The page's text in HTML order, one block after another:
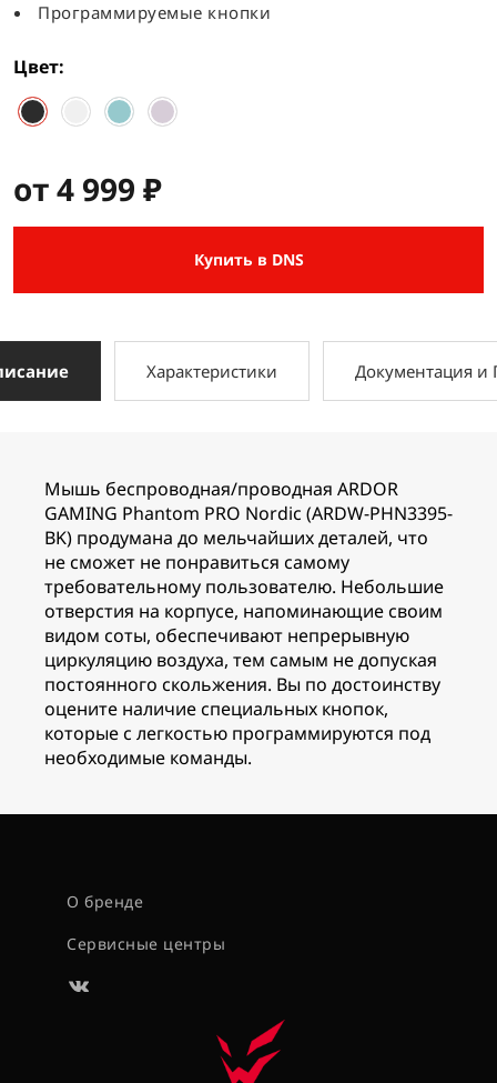
Программируемые кнопки
Цвет
от 4 999 ₽
Купить в DNS
Характеристики Документация и
Мышь беспроводная/проводная ARDOR
GAMING Phantom PRO Nordic (ARDW-PHN3395-
BK) продумана до мельчайших деталей, что
не сможет не понравиться самому
требовательному пользователю. Небольшие
отверстия на корпусе, напоминающие своим
видом соты, обеспечивают непрерывную
циркуляцию воздуха, тем самым не допуская
постоянного скольжения. Вы по достоинству
оцените наличие специальных кнопок,
которые с легкостью программируются под
необходимые команды.
О бренде
Сервисные центры